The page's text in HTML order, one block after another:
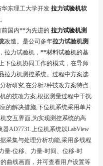
东理工大学开发 拉力试验机软
前国内**为先进的 拉力试验机测
改造。是公司多年拉力试验机测
拉力试验机， **材料试验机的基
下位机协同工作的模式，在导师
拉力机测控系统。过程中方案选
析研究,在分析2种技改方案特点
的技改方案,根据测量过程中干扰
的解决措施,下位机系统采用单片
交互界面,为实现测控系统的高
AD7731.上位机系统以LabView
采集与处理分析功能,采用多线程
量-位移、力量-时间、位移-时
曲线画面，并可查看用户设置等